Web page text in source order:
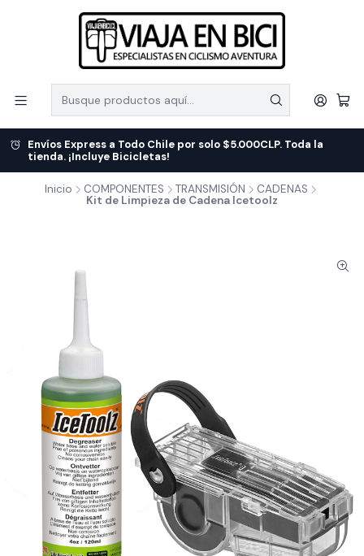
Envíos Express a Todo Chile por solo $5.000CLP. Toda la
tienda. ¡Incluye Bicicletas!
Inicio COMPONENTES TRANSMISIÓN
CADENAS
Kit de Limpieza de Cadena Icetoolz